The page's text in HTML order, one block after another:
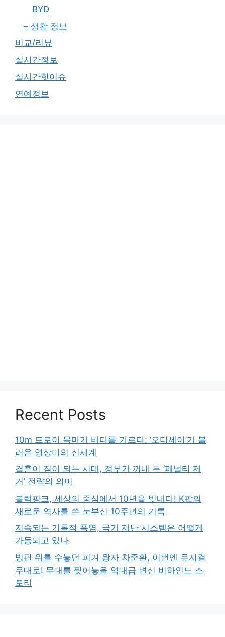
BYD
– 생활 정보
비교/리뷰
실시간정보
실시간핫이슈
연예정보
Recent Posts
10m 트로이 목마가 바다를 가르다: ‘오디세이’가 불
러온 영상미의 신세계
결혼이 짐이 되는 시대, 정부가 꺼내 든 ‘페널티 제
거’ 전략의 의미
블랙핑크, 세상의 중심에서 10년을 빛내다! K팝의
새로운 역사를 쓴 눈부신 10주년의 기록
지속되는 기록적 폭염, 국가 재난 시스템은 어떻게
가동되고 있나
빙판 위를 수놓던 피겨 왕자 차준환, 이번엔 뮤지컬
무대로! 무대를 찢어놓을 역대급 변신 비하인드 스
토리